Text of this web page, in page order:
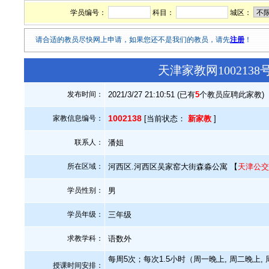
学员编号： 科目： 城区：
请合适的教员尽快网上申请，如果您还不是我们的教员，请先注册 ！
天津家教网1002138
发布时间： 2021/3/27 21:10:51 (已有5个教员应聘此家教)
家教信息编号： 1002138 [当前状态： 新家教 ]
联系人： 潘姐
所在区域： 河西区.河西区吴家窑大街森淼公寓 【 天津公
学员性别： 男
学员年级： 三年级
求教学科： 语数外
授课时间安排：
每周5次；每次1.5小时（周一晚上, 周二晚上,